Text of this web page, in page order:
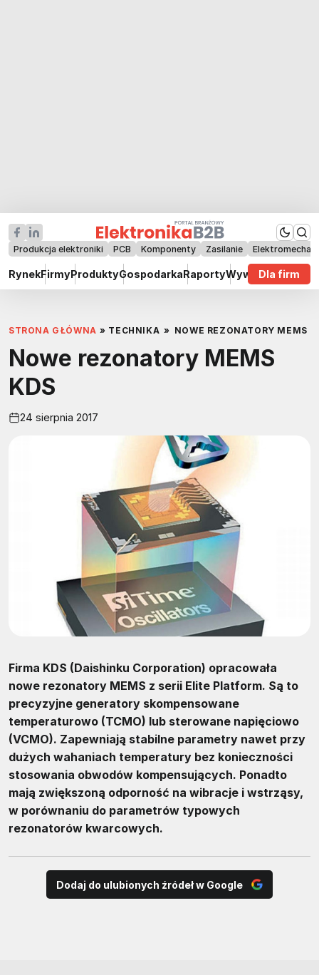
Produkcja elektroniki PCB Komponenty Zasilanie
RynekFirmyProduktyGospodarkaRaportyWywiadyDla firm
STRONA GŁÓWNA » TECHNIKA » NOWE REZONATORY MEMS
Nowe rezonatory MEMS
KDS
24 sierpnia 2017
Firma KDS (Daishinku Corporation) opracowała
nowe rezonatory MEMS z serii Elite Platform. Są to
precyzyjne generatory skompensowane
temperaturowo (TCMO) lub sterowane napięciowo
(VCMO). Zapewniają stabilne parametry nawet przy
dużych wahaniach temperatury bez konieczności
stosowania obwodów kompensujących. Ponadto
mają zwiększoną odporność na wibracje i wstrząsy,
w porównaniu do parametrów typowych
rezonatorów kwarcowych.
Dodaj do ulubionych źródeł w Google